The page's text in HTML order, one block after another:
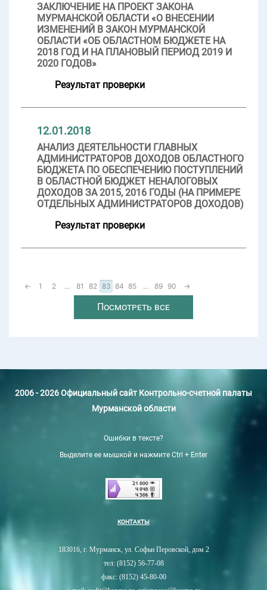
ЗАКЛЮЧЕНИЕ НА ПРОЕКТ ЗАКОНА
МУРМАНСКОЙ ОБЛАСТИ «О ВНЕСЕНИИ
ИЗМЕНЕНИЙ В ЗАКОН МУРМАНСКОЙ
ОБЛАСТИ «ОБ ОБЛАСТНОМ БЮДЖЕТЕ НА
2018 ГОД И НА ПЛАНОВЫЙ ПЕРИОД 2019 И
2020 ГОДОВ»
Результат проверки
12.01.2018
АНАЛИЗ ДЕЯТЕЛЬНОСТИ ГЛАВНЫХ
АДМИНИСТРАТОРОВ ДОХОДОВ ОБЛАСТНОГО
БЮДЖЕТА ПО ОБЕСПЕЧЕНИЮ ПОСТУПЛЕНИЙ
В ОБЛАСТНОЙ БЮДЖЕТ НЕНАЛОГОВЫХ
ДОХОДОВ ЗА 2015, 2016 ГОДЫ (НА ПРИМЕРЕ
ОТДЕЛЬНЫХ АДМИНИСТРАТОРОВ ДОХОДОВ)
Результат проверки
← 1 2 ... 81 82 83 84 85 ... 89 90 →
Посмотреть все
2006 - 2026 Официальный сайт Контрольно-счетной палаты
Мурманской области
Ошибки в тексте?
Выделите ее мышкой и нажмите Ctrl + Enter
КОНТАКТЫ
183016, г. Мурманск, ул. Софьи Перовской, дом 2
тел: (8152) 56-77-08
факс: (8152) 45-80-00